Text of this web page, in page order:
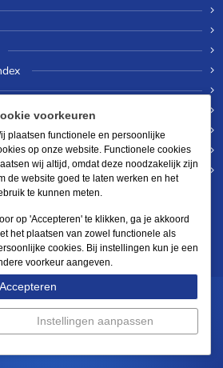
staat
wereldreis
voorkeuren
plaatsen functionele en persoonlijke
op onze website. Functionele cookies
wij altijd, omdat deze noodzakelijk zijn
de website goed te laten werken en het
te kunnen meten.
op 'Accepteren' te klikken, ga je akkoord
het plaatsen van zowel functionele als
cookies. Bij instellingen kun je een
voorkeur aangeven.
Accepteren
Instellingen aanpassen